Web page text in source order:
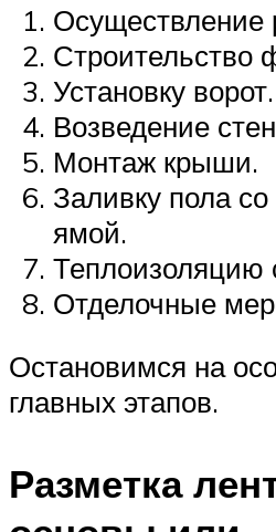
Осуществление
Строительство
Установку ворот.
Возведение
Монтаж крыши.
Заливку пола
ямой.
Теплоизоляцию
Отделочные
Остановимся на
главных этапов.
Разметка